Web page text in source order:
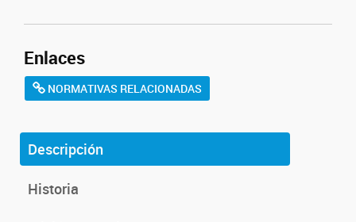
Enlaces
NORMATIVAS RELACIONADAS
Descripción
Historia